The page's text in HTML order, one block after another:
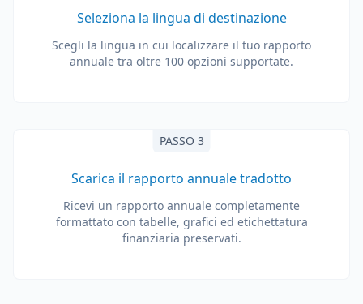
Seleziona la lingua di destinazione
Scegli la lingua in cui localizzare il tuo rapporto
annuale tra oltre 100 opzioni supportate.
PASSO 3
Scarica il rapporto annuale tradotto
Ricevi un rapporto annuale completamente
formattato con tabelle, grafici ed etichettatura
finanziaria preservati.